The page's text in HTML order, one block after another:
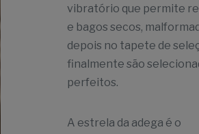
vibratório que permite
e bagos secos,
depois no tapete de
finalmente são
perfeitos.
A estrela da adega é o